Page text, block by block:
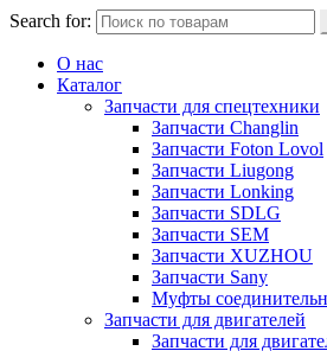
Search for:
О нас
Каталог
Запчасти для спецтехники
Запчасти Changlin
Запчасти Foton Lovol
Запчасти Liugong
Запчасти Lonking
Запчасти SDLG
Запчасти SEM
Запчасти XUZHOU
Запчасти Sany
Муфты
Запчасти для двигателей
Запчасти для